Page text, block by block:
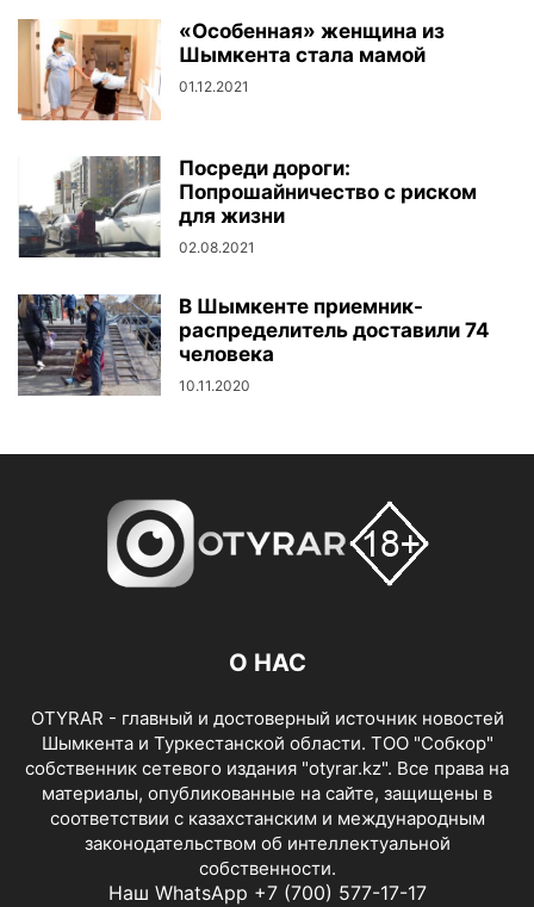
«Особенная» женщина из
Шымкента стала мамой
01.12.2021
Посреди дороги:
Попрошайничество с риском
для жизни
02.08.2021
В Шымкенте приемник-
распределитель доставили 74
человека
10.11.2020
О НАС
OTYRAR - главный и достоверный источник новостей
Шымкента и Туркестанской области. ТОО "Собкор"
собственник сетевого издания "otyrar.kz". Все права на
материалы, опубликованные на сайте, защищены в
соответствии с казахстанским и международным
законодательством об интеллектуальной
собственности.
Наш WhatsApp +7 (700) 577-17-17